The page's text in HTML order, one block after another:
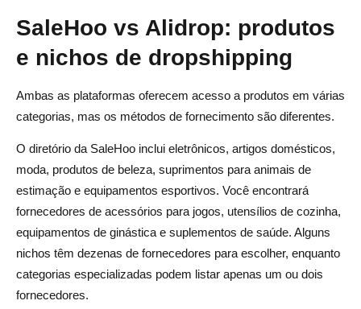
SaleHoo vs Alidrop: produtos
e nichos de dropshipping
Ambas as plataformas oferecem acesso a produtos em várias
categorias, mas os métodos de fornecimento são diferentes.
O diretório da SaleHoo inclui eletrônicos, artigos domésticos,
moda, produtos de beleza, suprimentos para animais de
estimação e equipamentos esportivos. Você encontrará
fornecedores de acessórios para jogos, utensílios de cozinha,
equipamentos de ginástica e suplementos de saúde. Alguns
nichos têm dezenas de fornecedores para escolher, enquanto
categorias especializadas podem listar apenas um ou dois
fornecedores.